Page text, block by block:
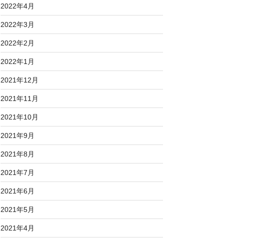
2022年4月
2022年3月
2022年2月
2022年1月
2021年12月
2021年11月
2021年10月
2021年9月
2021年8月
2021年7月
2021年6月
2021年5月
2021年4月